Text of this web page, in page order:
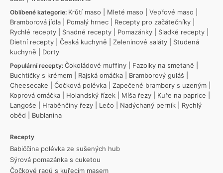
Oblíbené kategorie: Krůtí maso Mleté maso Vepřové maso
Bramborová jídla
Pomalý hrnec Recepty pro začátečníky
Rychlé recepty
Snadné recepty Pomazánky Sladké recepty
Dietní recepty
Česká kuchyně Zeleninové saláty
Studená
kuchyně
Dorty
Populární recepty: Čokoládové muffiny Fazolky na smetaně
Buchtičky s krémem
Rajská omáčka Bramborový guláš
Cheesecake
Čočková polévka Zapečené brambory s uzeným
Koprová omáčka
Holandský řízek Míša řezy Kuře na paprice
Langoše
Hraběnčiny řezy Lečo Nadýchaný perník
Rychlý
oběd
Bublanina
Recepty
Babiččina polévka ze sušených hub
Sýrová pomazánka s cuketou
Čočkové ragú s kuřecím masem